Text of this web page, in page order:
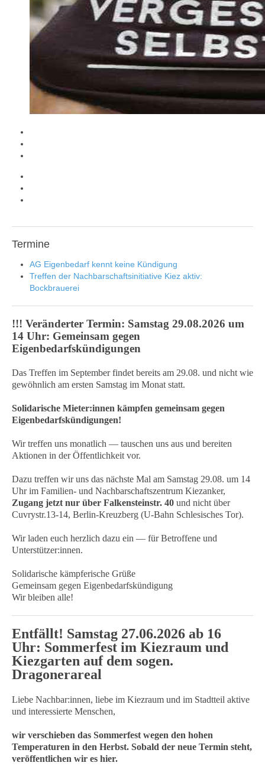
Termine
AG Eigenbedarf kennt keine Kündigung
Treffen der Nachbarschaftsinitiative Kiez aktiv:
Bockbrauerei
!!! Veränderter Termin: Samstag 29.08.2026 um
14 Uhr: Gemeinsam gegen
Eigenbedarfskündigungen
Das Treffen im September findet bereits am 29.08. und nicht wie
gewöhnlich am ersten Samstag im Monat statt.
Solidarische Mieter:innen kämpfen gemeinsam gegen
Eigenbedarfskündigungen!
Wir treffen uns monatlich — tauschen uns aus und bereiten
Aktionen in der Öffentlichkeit vor.
Dazu treffen wir uns das nächste Mal am Samstag 29.08. um 14
Uhr im Familien- und Nachbarschaftszentrum Kiezanker,
Zugang jetzt nur über Falkensteinstr. 40 und nicht über
Cuvrystr.13-14, Berlin-Kreuzberg (U-Bahn Schlesisches Tor).
Wir laden euch herzlich dazu ein — für Betroffene und
Unterstützer:innen.
Solidarische kämpferische Grüße
Gemeinsam gegen Eigenbedarfskündigung
Wir bleiben alle!
Entfällt! Samstag 27.06.2026 ab 16
Uhr: Sommerfest im Kiezraum und
Kiezgarten auf dem sogen.
Dragonerareal
Liebe Nachbar:innen, liebe im Kiezraum und im Stadtteil aktive
und interessierte Menschen,
wir verschieben das Sommerfest wegen den hohen
Temperaturen in den Herbst. Sobald der neue Termin steht,
veröffentlichen wir es hier.